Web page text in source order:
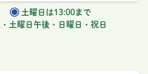
土曜日は13:00まで
土曜日午後・日曜日・祝日